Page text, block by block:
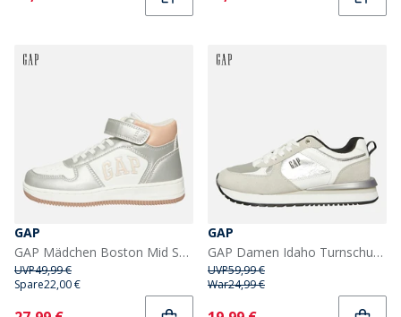
GAP
GAP Mädchen Boston Mid Sneaker Weiß Silber Rosa
UVP49,99 €
Spare22,00 €
GAP
GAP Damen Idaho Turnschuhe Weiss
UVP59,99 €
War24,99 €